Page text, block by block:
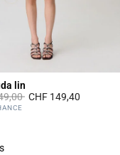
lin
à partir de
àCHF 149,40
of 5 Customer Rating